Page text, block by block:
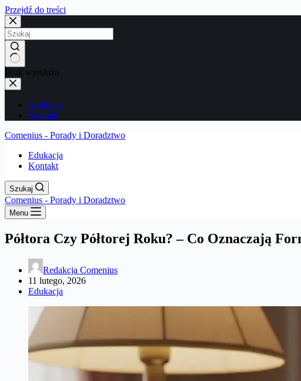
Przejdź do treści
Brak wyników
Edukacja
Kontakt
Comenius - Porady i Doradztwo
Edukacja
Kontakt
Szukaj
Comenius - Porady i Doradztwo
Menu
Półtora Czy Półtorej Roku? – Co Oznaczają
Redakcja Comenius
11 lutego, 2026
Edukacja